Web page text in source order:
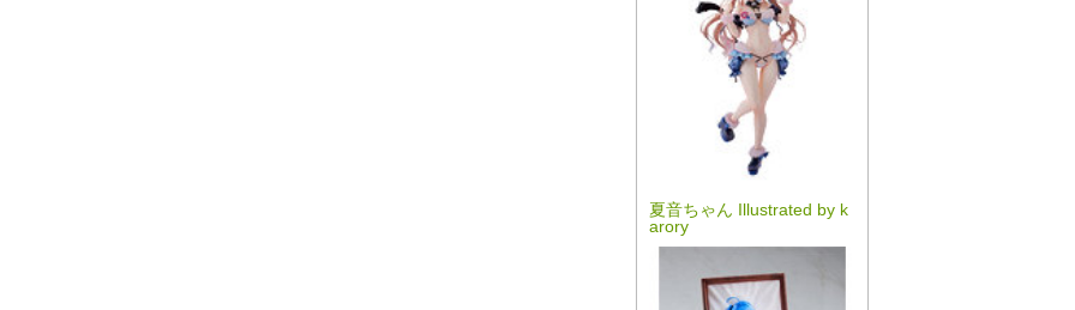
夏音ちゃん Illustrated by k
arory